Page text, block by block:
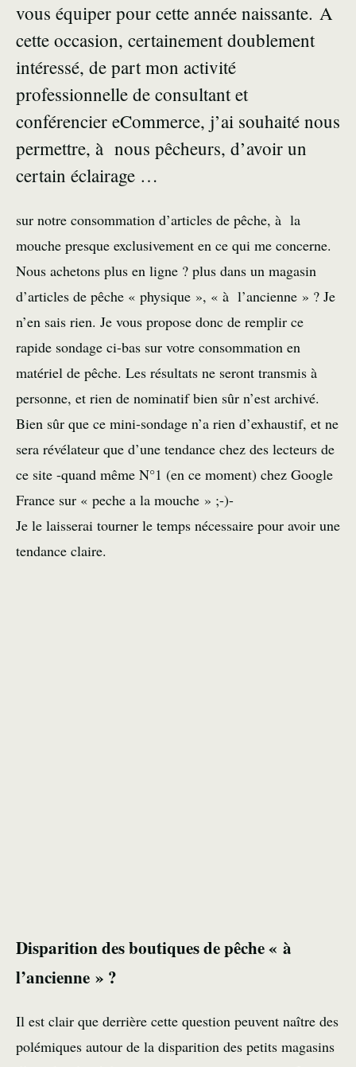
vous équiper pour cette année naissante. A
cette occasion, certainement doublement
intéressé, de part mon activité
professionnelle de consultant et
conférencier eCommerce, j’ai souhaité nous
permettre, à nous pêcheurs, d’avoir un
certain éclairage …
sur notre consommation d’articles de pêche, à la
mouche presque exclusivement en ce qui me concerne.
Nous achetons plus en ligne ? plus dans un magasin
d’articles de pêche « physique », « à l’ancienne » ? Je
n’en sais rien. Je vous propose donc de remplir ce
rapide sondage ci-bas sur votre consommation en
matériel de pêche. Les résultats ne seront transmis à
personne, et rien de nominatif bien sûr n’est archivé.
Bien sûr que ce mini-sondage n’a rien d’exhaustif, et ne
sera révélateur que d’une tendance chez des lecteurs de
ce site -quand même N°1 (en ce moment) chez Google
France sur « peche a la mouche » ;-)-
Je le laisserai tourner le temps nécessaire pour avoir une
tendance claire.
Disparition des boutiques de pêche « à
l’ancienne » ?
Il est clair que derrière cette question peuvent naître des
polémiques autour de la disparition des petits magasins